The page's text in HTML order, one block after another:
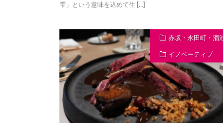
雫」という意味を込めて生 […]
赤坂・永田町・溜
イノベーティブ